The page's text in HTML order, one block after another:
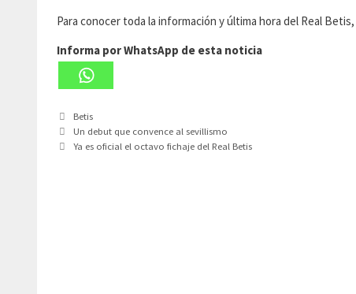
Para conocer toda la información y última hora del Real
Informa por WhatsApp de esta noticia
Categorías
Betis
Un debut que convence al sevillismo
Ya es oficial el octavo fichaje del Real Betis